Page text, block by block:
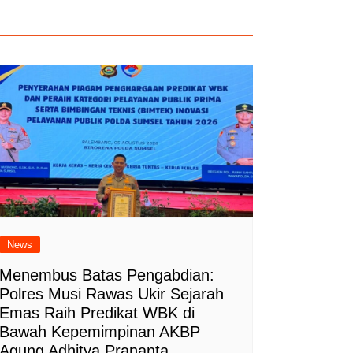
News
Batas Pengabdian:
Musi Rawas Ukir Sejarah
Raih Predikat WBK di
Kepemimpinan AKBP